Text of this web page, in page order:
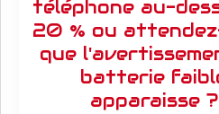
téléphone au-
20 % ou
que
batterie
apparaisse ?